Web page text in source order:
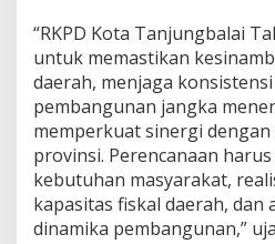
a
t
n
P
e
m
u
l
i
h
“RKPD Kota Tanjungbalai
untuk memastikan
daerah, menjaga
pembangunan jangka
memperkuat sinergi
provinsi. Perencanaan
kebutuhan masyarakat,
kapasitas fiskal daerah, dan
dinamika pembangunan,”